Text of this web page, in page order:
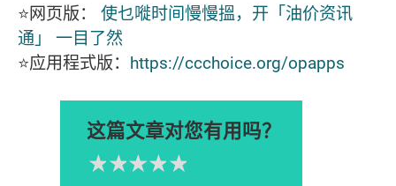
⭐网页版： 使乜嘥时间慢慢搵，开「油价资讯
通」 一目了然
⭐应用程式版： https://ccchoice.org/opapps
这篇文章对您有用吗？
Please rate
4星
3星
2星
1星